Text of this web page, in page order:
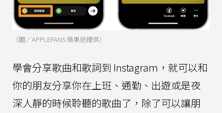
（圖／APPLEFANS 蘋果迷提供）
學會分享歌曲和歌詞到 Instagram，就可以和
你的朋友分享你在上班、通勤、出遊或是夜
深人靜的時候聆聽的歌曲了，除了可以讓朋